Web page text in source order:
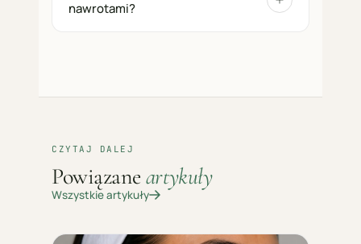
nawrotami?
CZYTAJ DALEJ
Powiązane artykuły
Wszystkie artykuły